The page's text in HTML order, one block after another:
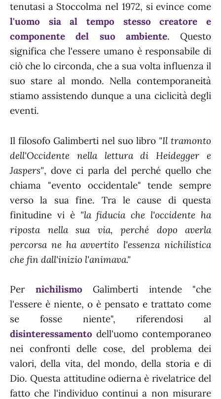
tenutasi a Stoccolma nel 1972, si evince come
l'uomo sia al tempo stesso creatore e
componente del suo ambiente. Questo
significa che l'essere umano è responsabile di
ciò che lo circonda, che a sua volta influenza il
suo stare al mondo. Nella contemporaneità
stiamo assistendo dunque a una ciclicità degli
eventi.
Il filosofo Galimberti nel suo libro "Il tramonto
dell'Occidente nella lettura di Heidegger e
Jaspers", dove ci parla del perché quello che
chiama "evento occidentale" tende sempre
verso la sua fine. Tra le cause di questa
finitudine vi è "la fiducia che l'occidente ha
riposta nella sua via, perché dopo averla
percorsa ne ha avvertito l'essenza nichilistica
che fin dall'inizio l'animava."
Per nichilismoGalimberti intende "che
l'essere è niente, o è pensato e trattato come
se fosse niente", riferendosi al
disinteressamento dell'uomo contemporaneo
nei confronti delle cose, del problema dei
valori, della vita, del mondo, della storia e di
Dio. Questa attitudine odierna è rivelatrice del
fatto che l'individuo continui a non misurare